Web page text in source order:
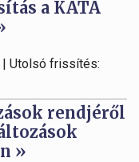
a KATA
| Utolsó frissítés:
rendjéről
»